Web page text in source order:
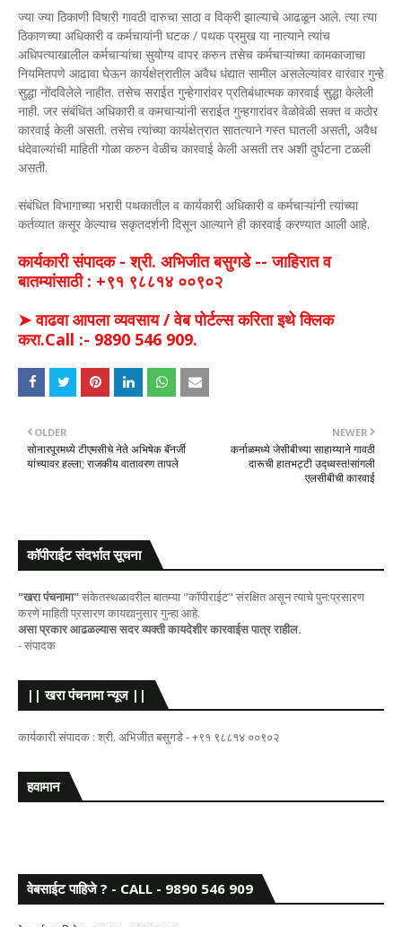
ज्या ज्या ठिकाणी विषारी गावठी दारुचा साठा व विक्री झाल्याचे आढळून आले. त्या त्या
ठिकाणच्या अधिकारी व कर्मचायांनी घटक / पथक प्रमुख या नात्याने त्यांच
अधिपत्याखालील कर्मचाऱ्यांचा सुयोग्य वापर करुन तसेच कर्मचाऱ्यांच्या कामकाजाचा
नियमितपणे आढावा घेऊन कार्यक्षेत्रातील अवैध धंद्यात सामील असलेल्यांवर वारंवार गुन्हे
सुद्धा नोंदविलेले नाहीत. तसेच सराईत गुन्हेगारांवर प्रतिबंधात्मक कारवाई सुद्धा केलेली
नाही. जर संबंधित अधिकारी व कमचाऱ्यांनी सराईत गुन्हगारांवर वेळोवेळी सक्त व कठोर
कारवाई केली असती. तसेच त्यांच्या कार्यक्षेत्रात सातत्याने गस्त घातली असती, अवैध
धंदेवाल्यांची माहिती गोळा करुन वेळीच कारवाई केली असती तर अशी दुर्घटना टळली
असती.
संबंधित विभागाच्या भरारी पथकातील व कार्यकारी अधिकारी व कर्मचाऱ्यांनी त्यांच्या
कर्तव्यात कसूर केल्याच सकृतदर्शनी दिसून आल्याने ही कारवाई करण्यात आली आहे.
कार्यकारी संपादक - श्री. अभिजीत बसुगडे -- जाहिरात व
बातम्यांसाठी : +९१ ९८८१४ ००९०२
➤ वाढवा आपला व्यवसाय / वेब पोर्टल्स करिता इथे क्लिक
करा.Call :- 9890 546 909.
NEWER
कर्नाळमध्ये जेसीबीच्या साहाय्याने गावठी
दारूची हातभट्टी उद्ध्वस्त!सांगली
एलसीबीची कारवाई
OLDER
सोनारपूरमध्ये टीएमसीचे नेते अभिषेक बॅनर्जी
यांच्यावर हल्ला; राजकीय वातावरण तापले
कॉपीराईट संदर्भात सूचना
"खरा पंचनामा"संकेतस्थळावरील बातम्या "कॉपीराईट" संरक्षित असून त्याचे पुन:प्रसारण
करणे माहिती प्रसारण कायद्यानुसार गुन्हा आहे.
असा प्रकार आढळल्यास सदर व्यक्ती कायदेशीर कारवाईस पात्र राहील.
- संपादक
|| खरा पंचनामा न्यूज ||
कार्यकारी संपादक : श्री. अभिजीत बसुगडे - +९१ ९८८१४ ००९०२
हवामान
वेबसाईट पाहिजे ? - CALL - 9890 546 909